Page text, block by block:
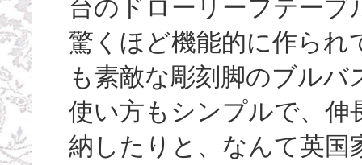
台のドローリーフテーブ
驚くほど機能的に作ら
も素敵な彫刻脚のブル
使い方もシンプルで、伸
納したりと、なんて英国